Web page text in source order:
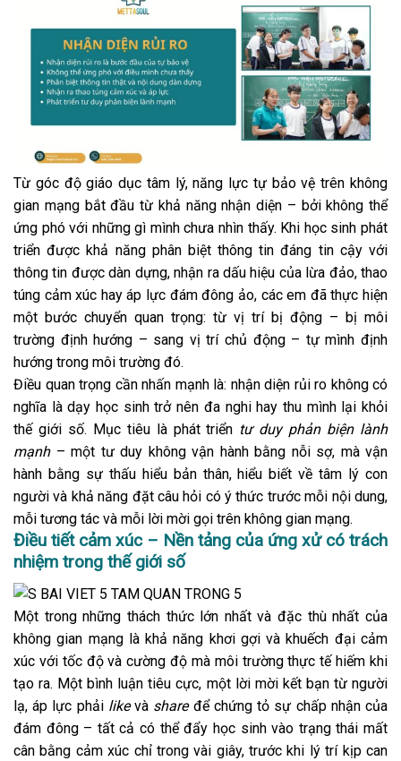
Từ góc độ giáo dục tâm lý, năng lực tự bảo vệ trên không
gian mạng bắt đầu từ khả năng nhận diện – bởi không thể
ứng phó với những gì mình chưa nhìn thấy. Khi học sinh phát
triển được khả năng phân biệt thông tin đáng tin cậy với
thông tin được dàn dựng, nhận ra dấu hiệu của lừa đảo, thao
túng cảm xúc hay áp lực đám đông ảo, các em đã thực hiện
một bước chuyển quan trọng: từ vị trí bị động – bị môi
trường định hướng – sang vị trí chủ động – tự mình định
hướng trong môi trường đó.
Điều quan trọng cần nhấn mạnh là: nhận diện rủi ro không có
nghĩa là dạy học sinh trở nên đa nghi hay thu mình lại khỏi
thế giới số. Mục tiêu là phát triển tư duy phản biện lành
mạnh– một tư duy không vận hành bằng nỗi sợ, mà vận
hành bằng sự thấu hiểu bản thân, hiểu biết về tâm lý con
người và khả năng đặt câu hỏi có ý thức trước mỗi nội dung,
mỗi tương tác và mỗi lời mời gọi trên không gian mạng.
Điều tiết cảm xúc – Nền tảng của ứng xử có trách
nhiệm trong thế giới số
Một trong những thách thức lớn nhất và đặc thù nhất của
không gian mạng là khả năng khơi gợi và khuếch đại cảm
xúc với tốc độ và cường độ mà môi trường thực tế hiếm khi
tạo ra. Một bình luận tiêu cực, một lời mời kết bạn từ người
lạ, áp lực phải likevà shaređể chứng tỏ sự chấp nhận của
đám đông – tất cả có thể đẩy học sinh vào trạng thái mất
cân bằng cảm xúc chỉ trong vài giây, trước khi lý trí kịp can